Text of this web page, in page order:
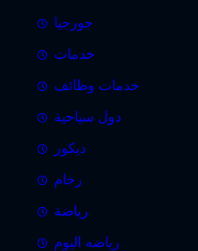
جورجيا
خدمات
خدمات وظائف
دول سياحية
ديكور
رخام
رياضة
رياضه اليوم